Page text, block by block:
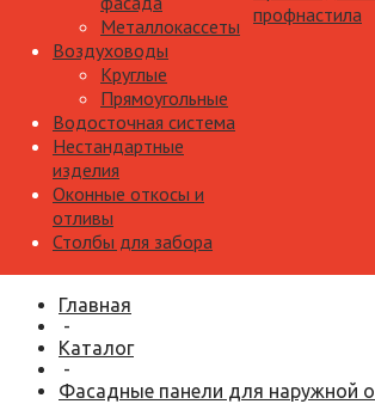
Металлокассеты
Воздуховоды
Круглые
Прямоугольные
Водосточная система
Нестандартные
изделия
Оконные откосы и
отливы
Столбы для забора
профнастила
Главная
-
Каталог
-
Фасадные панели для наружной